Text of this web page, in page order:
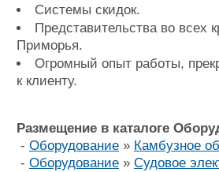
Системы скидок.
Представительства во всех
Приморья.
Огромный опыт работы,
к клиенту.
Размещение в каталоге
- Оборудование » Камбузное
- Оборудование » Судовое